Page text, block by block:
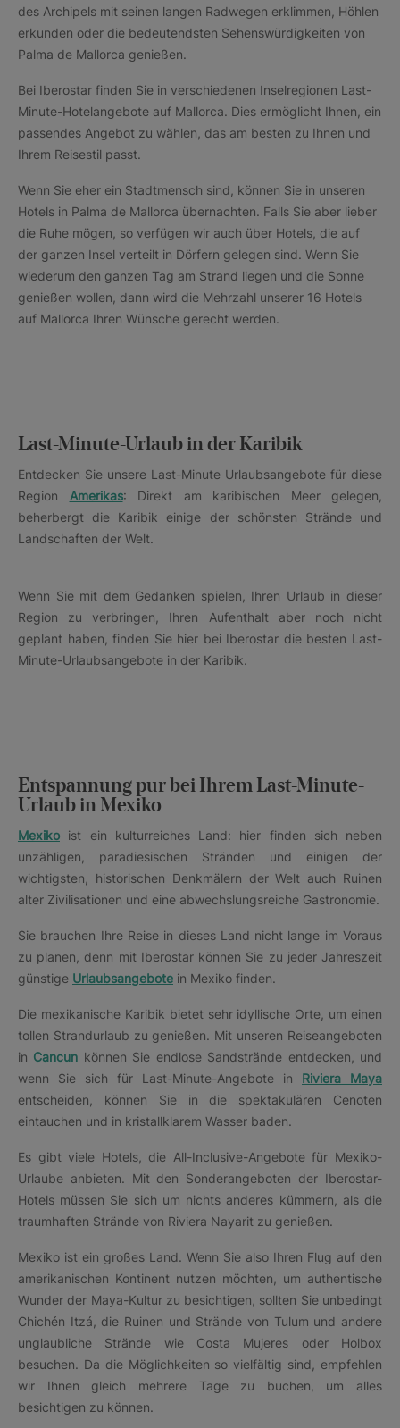
des Archipels mit seinen langen Radwegen erklimmen, Höhlen
erkunden oder die bedeutendsten Sehenswürdigkeiten von
Palma de Mallorca genießen.
Bei Iberostar finden Sie in verschiedenen Inselregionen Last-
Minute-Hotelangebote auf Mallorca. Dies ermöglicht Ihnen, ein
passendes Angebot zu wählen, das am besten zu Ihnen und
Ihrem Reisestil passt.
Wenn Sie eher ein Stadtmensch sind, können Sie in unseren
Hotels in Palma de Mallorca übernachten. Falls Sie aber lieber
die Ruhe mögen, so verfügen wir auch über Hotels, die auf
der ganzen Insel verteilt in Dörfern gelegen sind. Wenn Sie
wiederum den ganzen Tag am Strand liegen und die Sonne
genießen wollen, dann wird die Mehrzahl unserer 16 Hotels
auf Mallorca Ihren Wünsche gerecht werden.
Last-Minute-Urlaub in der Karibik
Entdecken Sie unsere Last-Minute Urlaubsangebote für diese
Region Amerikas: Direkt am karibischen Meer gelegen,
beherbergt die Karibik einige der schönsten Strände und
Landschaften der Welt.
Wenn Sie mit dem Gedanken spielen, Ihren Urlaub in dieser
Region zu verbringen, Ihren Aufenthalt aber noch nicht
geplant haben, finden Sie hier bei Iberostar die besten Last-
Minute-Urlaubsangebote in der Karibik.
Entspannung pur bei Ihrem Last-Minute-
Urlaub in Mexiko
Mexiko ist ein kulturreiches Land: hier finden sich neben
unzähligen, paradiesischen Stränden und einigen der
wichtigsten, historischen Denkmälern der Welt auch Ruinen
alter Zivilisationen und eine abwechslungsreiche Gastronomie.
Sie brauchen Ihre Reise in dieses Land nicht lange im Voraus
zu planen, denn mit Iberostar können Sie zu jeder Jahreszeit
günstige Urlaubsangebote in Mexiko finden.
Die mexikanische Karibik bietet sehr idyllische Orte, um einen
tollen Strandurlaub zu genießen. Mit unseren Reiseangeboten
in Cancun können Sie endlose Sandstrände entdecken, und
wenn Sie sich für Last-Minute-Angebote in Riviera Maya
entscheiden, können Sie in die spektakulären Cenoten
eintauchen und in kristallklarem Wasser baden.
Es gibt viele Hotels, die All-Inclusive-Angebote für Mexiko-
Urlaube anbieten. Mit den Sonderangeboten der Iberostar-
Hotels müssen Sie sich um nichts anderes kümmern, als die
traumhaften Strände von Riviera Nayarit zu genießen.
Mexiko ist ein großes Land. Wenn Sie also Ihren Flug auf den
amerikanischen Kontinent nutzen möchten, um authentische
Wunder der Maya-Kultur zu besichtigen, sollten Sie unbedingt
Chichén Itzá, die Ruinen und Strände von Tulum und andere
unglaubliche Strände wie Costa Mujeres oder Holbox
besuchen. Da die Möglichkeiten so vielfältig sind, empfehlen
wir Ihnen gleich mehrere Tage zu buchen, um alles
besichtigen zu können.